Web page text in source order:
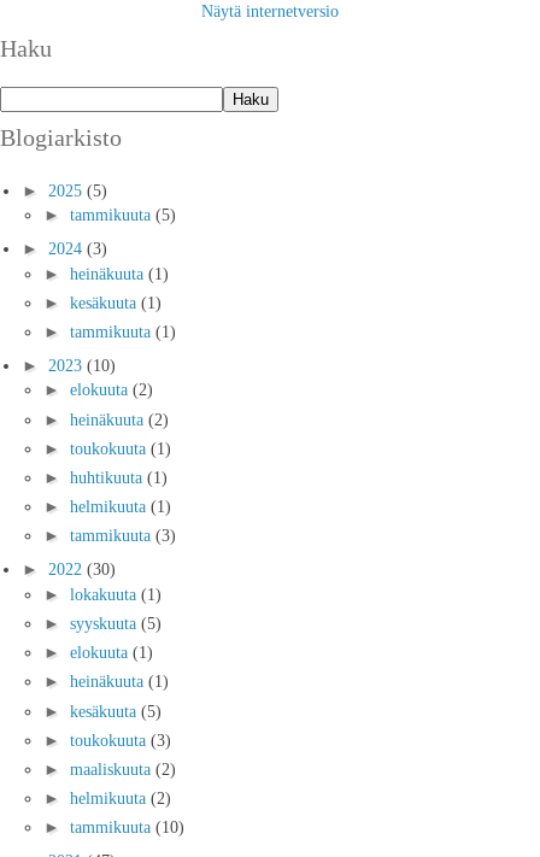
Näytä internetversio
Haku
Blogiarkisto
► 2025 (5)
► tammikuuta (5)
► 2024 (3)
► heinäkuuta (1)
► kesäkuuta (1)
► tammikuuta (1)
► 2023 (10)
► elokuuta (2)
► heinäkuuta (2)
► toukokuuta (1)
► huhtikuuta (1)
► helmikuuta (1)
► tammikuuta (3)
► 2022 (30)
► lokakuuta (1)
► syyskuuta (5)
► elokuuta (1)
► heinäkuuta (1)
► kesäkuuta (5)
► toukokuuta (3)
► maaliskuuta (2)
► helmikuuta (2)
► tammikuuta (10)